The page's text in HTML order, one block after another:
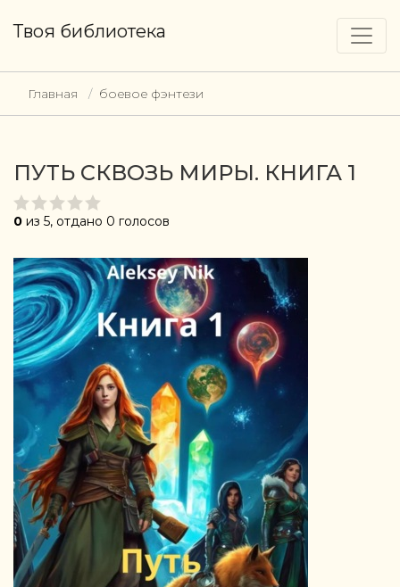
Твоя библиотека
Главная боевое фэнтези
ПУТЬ СКВОЗЬ МИРЫ. КНИГА 1
0 из 5, отдано 0 голосов